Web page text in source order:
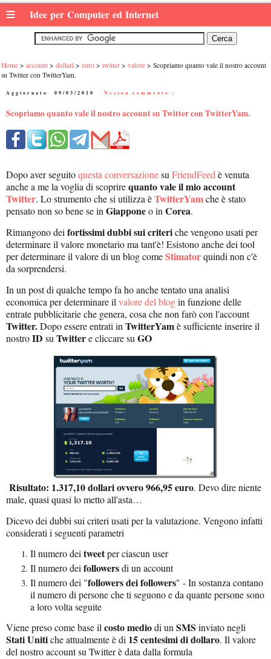
≡ Idee per Computer ed Internet
Home account dollari euro twitter valore
Scopriamo quanto vale il nostro account
su Twitter con TwitterYam.
Aggiornato: 09/03/2010 Nessun commento :
Scopriamo quanto vale il nostro account su Twitter con TwitterYam.
Dopo aver seguitoquesta conversazionesuFriendFeedè venuta
anche a me la voglia di scoprirequanto vale il mio account
Twitter. Lo strumento che si utilizza èTwitterYamche è stato
pensato non so bene se inGiapponeo inCorea.
Rimangono dei fortissimi dubbi sui criteriche vengono usati per
determinare il valore monetario ma tant'è! Esistono anche dei tool
per determinare il valore di un blog comeStimatorquindi non c'è
da sorprendersi.
In un post di qualche tempo fa ho anche tentato una analisi
economica per determinare il valore del blogin funzione delle
entrate pubblicitarie che genera, cosa che non farò con l'account
Twitter.Dopo essere entrati in TwitterYamè sufficiente inserire il
nostroID su Twittere cliccare su GO
Risultato: 1.317,10 dollari ovvero 966,95 euro. Devo dire niente
male, quasi quasi lo metto all'asta…
Dicevo dei dubbi sui criteri usati per la valutazione. Vengono infatti
considerati i seguenti parametri
Il numero deitweetper ciascun user
Il numero dei followersdi un account
Il numero dei "followers dei followers" - In sostanza contano
il numero di persone che ti seguono e da quante persone sono
a loro volta seguite
Viene preso come base il costo mediodi un SMS inviato negli
Stati Unitiche attualmente è di 15 centesimi di dollaro. Il valore
del nostro account su Twitter è data dalla formula